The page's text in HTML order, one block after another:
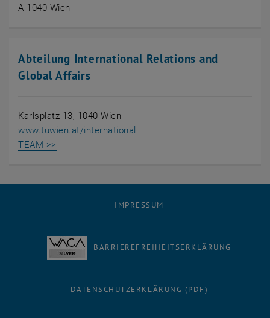
A-1040 Wien
Abteilung International Relations and
Global Affairs
Karlsplatz 13, 1040 Wien
www.tuwien.at/international
TEAM >>
IMPRESSUM
BARRIEREFREIHEITSERKLÄRUNG
DATENSCHUTZERKLÄRUNG (PDF)